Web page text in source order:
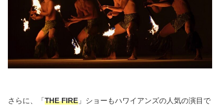
さらに、「THE FIRE 」ショーもハワイアンズの人気の演目で